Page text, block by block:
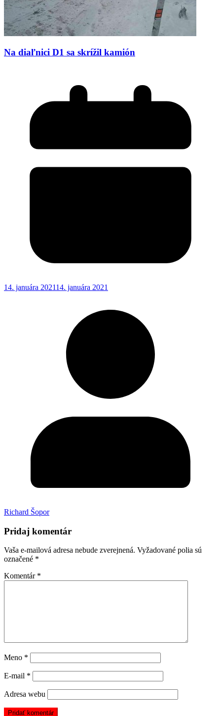
Na diaľnici D1 sa skrížil kamión
14. januára 202114. januára 2021
Richard Šopor
Pridaj komentár
Vaša e-mailová adresa nebude zverejnená. Vyžadované polia sú
označené *
Komentár *
Meno *
E-mail *
Adresa webu